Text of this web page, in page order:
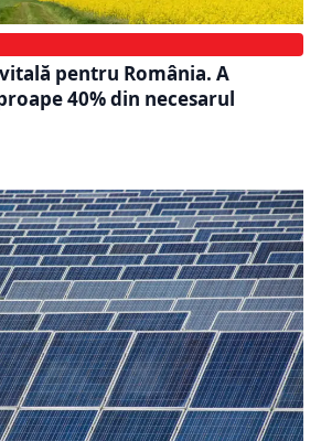
pentru România. A
40% din necesarul